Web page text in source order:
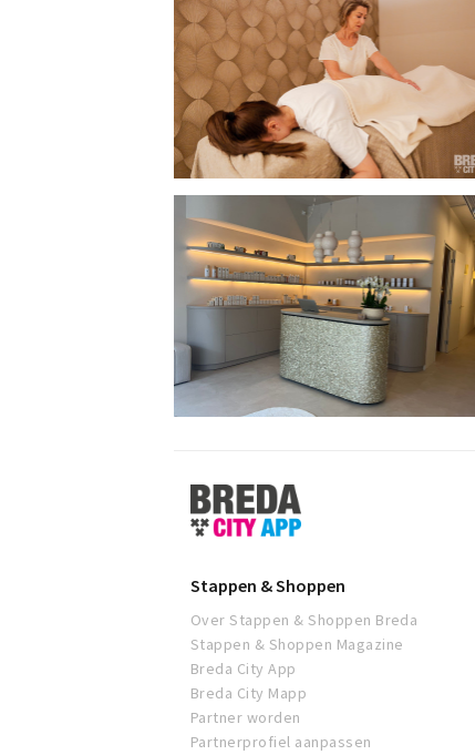
Stappen
&
Shoppen
Stappen & Shoppen
Over Stappen & Shoppen Breda
Stappen & Shoppen Magazine
Breda City App
Breda City Mapp
Partner worden
Partnerprofiel aanpassen